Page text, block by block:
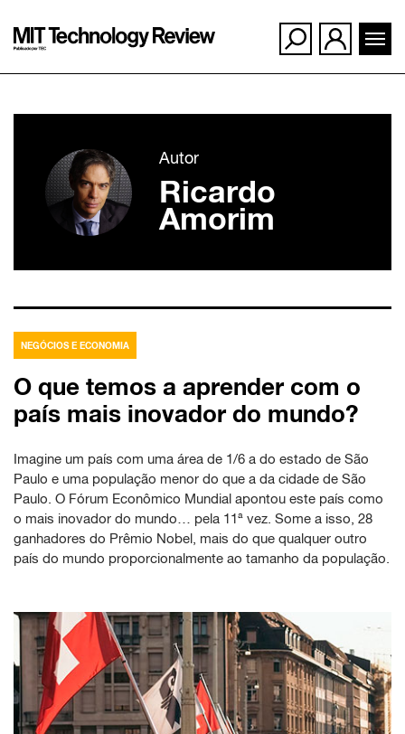
conteúdo
Autor
Ricardo
Amorim
NEGÓCIOS E ECONOMIA
O que temos a aprender com o
país mais inovador do mundo?
Imagine um país com uma área de 1/6 a do estado de São
Paulo e uma população menor do que a da cidade de São
Paulo. O Fórum Econômico Mundial apontou este país como
o mais inovador do mundo… pela 11ª vez. Some a isso, 28
ganhadores do Prêmio Nobel, mais do que qualquer outro
país do mundo proporcionalmente ao tamanho da população.